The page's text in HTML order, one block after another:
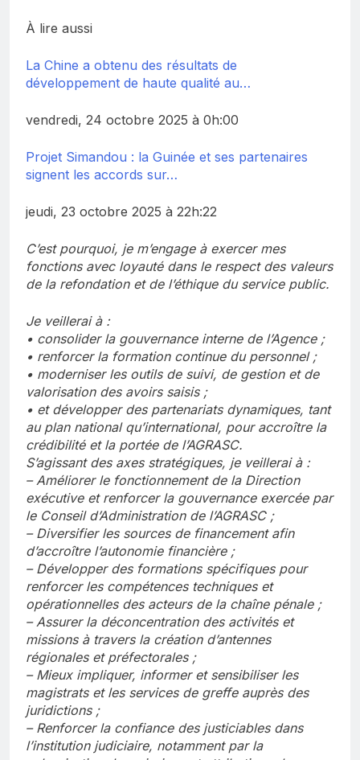
À lire aussi
La Chine a obtenu des résultats de
développement de haute qualité au…
vendredi, 24 octobre 2025 à 0h:00
Projet Simandou : la Guinée et ses partenaires
signent les accords sur…
jeudi, 23 octobre 2025 à 22h:22
C’est pourquoi, je m’engage à exercer mes
fonctions avec loyauté dans le respect des valeurs
de la refondation et de l’éthique du service public.
Je veillerai à :
• consolider la gouvernance interne de l’Agence ;
• renforcer la formation continue du personnel ;
• moderniser les outils de suivi, de gestion et de
valorisation des avoirs saisis ;
• et développer des partenariats dynamiques, tant
au plan national qu’international, pour accroître la
crédibilité et la portée de l’AGRASC.
S’agissant des axes stratégiques, je veillerai à :
– Améliorer le fonctionnement de la Direction
exécutive et renforcer la gouvernance exercée par
le Conseil d’Administration de l’AGRASC ;
– Diversifier les sources de financement afin
d’accroître l’autonomie financière ;
– Développer des formations spécifiques pour
renforcer les compétences techniques et
opérationnelles des acteurs de la chaîne pénale ;
– Assurer la déconcentration des activités et
missions à travers la création d’antennes
régionales et préfectorales ;
– Mieux impliquer, informer et sensibiliser les
magistrats et les services de greffe auprès des
juridictions ;
– Renforcer la confiance des justiciables dans
l’institution judiciaire, notamment par la